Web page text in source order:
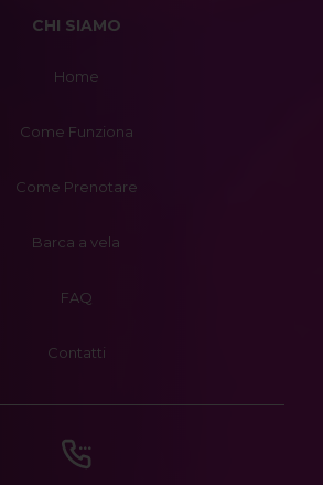
CHI SIAMO
Home
Come Funziona
Come Prenotare
Barca a vela
FAQ
Contatti